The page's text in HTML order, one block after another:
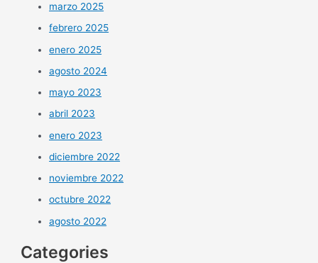
marzo 2025
febrero 2025
enero 2025
agosto 2024
mayo 2023
abril 2023
enero 2023
diciembre 2022
noviembre 2022
octubre 2022
agosto 2022
Categories